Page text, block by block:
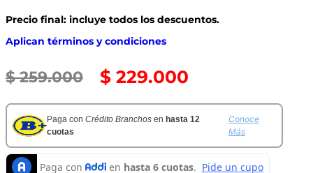
Precio final: incluye todos los descuentos.
Aplican términos y condiciones
$ 259.000 $ 229.000
Paga con Crédito Branchos en hasta 12
cuotas
Conoce
Más